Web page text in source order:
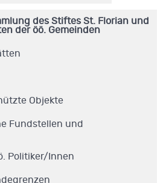
des Stiftes St. Florian und
der öö. Gemeinden
Objekte
Fundstellen und
Politiker/Innen